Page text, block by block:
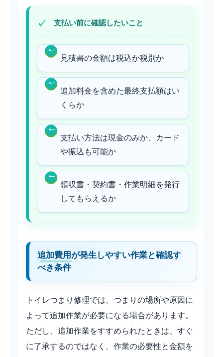
支払い前に確認したいこと
見積書の金額は税込か税別か
追加料金を含めた最終支払額はい
くらか
支払い方法は現金のみか、カード
や振込も可能か
領収書・契約書・作業明細を発行
してもらえるか
追加費用が発生しやすい作業と確認す
べき条件
トイレつまり修理では、つまりの場所や原因に
よって追加作業が必要になる場合があります。
ただし、追加作業をすすめられたときは、すぐ
に了承するのではなく、作業の必要性と金額を